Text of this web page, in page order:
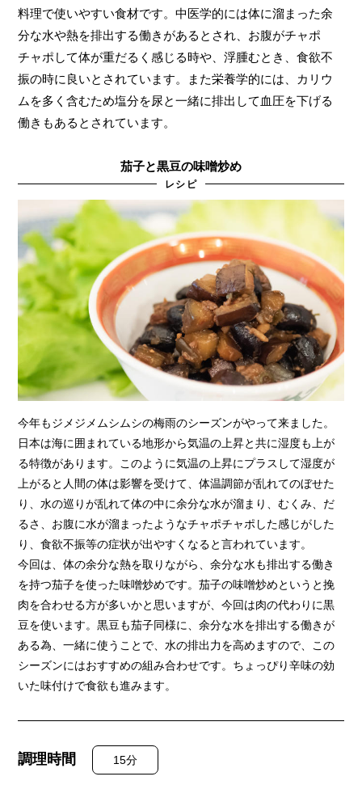
料理で使いやすい食材です。中医学的には体に溜まった余
分な水や熱を排出する働きがあるとされ、お腹がチャポ
チャポして体が重だるく感じる時や、浮腫むとき、食欲不
振の時に良いとされています。また栄養学的には、カリウ
ムを多く含むため塩分を尿と一緒に排出して血圧を下げる
働きもあるとされています。
茄子と黒豆の味噌炒め
レシピ
今年もジメジメムシムシの梅雨のシーズンがやって来ました。
日本は海に囲まれている地形から気温の上昇と共に湿度も上が
る特徴があります。このように気温の上昇にプラスして湿度が
上がると人間の体は影響を受けて、体温調節が乱れてのぼせた
り、水の巡りが乱れて体の中に余分な水が溜まり、むくみ、だ
るさ、お腹に水が溜まったようなチャポチャポした感じがした
り、食欲不振等の症状が出やすくなると言われています。
今回は、体の余分な熱を取りながら、余分な水も排出する働き
を持つ茄子を使った味噌炒めです。茄子の味噌炒めというと挽
肉を合わせる方が多いかと思いますが、今回は肉の代わりに黒
豆を使います。黒豆も茄子同様に、余分な水を排出する働きが
ある為、一緒に使うことで、水の排出力を高めますので、この
シーズンにはおすすめの組み合わせです。ちょっぴり辛味の効
いた味付けで食欲も進みます。
調理時間 15分